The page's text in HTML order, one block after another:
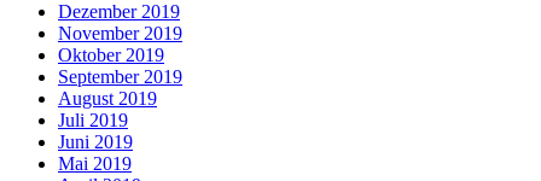
Dezember 2019
November 2019
Oktober 2019
September 2019
August 2019
Juli 2019
Juni 2019
Mai 2019